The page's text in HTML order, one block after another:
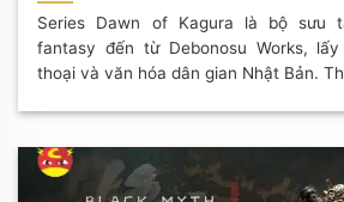
Series Dawn of Kagura là bộ sưu
fantasy đến từ Debonosu Works,
thoại và văn hóa dân gian Nhật Bản.